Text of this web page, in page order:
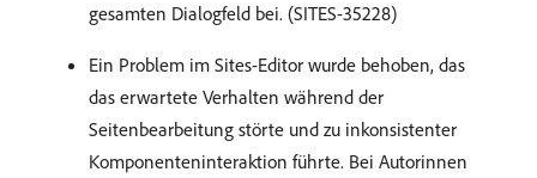
gesamten Dialogfeld bei. (SITES-35228)
Ein Problem im Sites-Editor wurde behoben, das
das erwartete Verhalten während der
Seitenbearbeitung störte und zu inkonsistenter
Komponenteninteraktion führte. Bei Autorinnen